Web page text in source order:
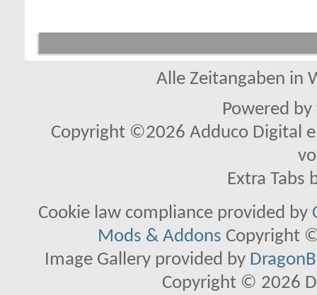
Alle Zeitangaben in
Powered by
Copyright ©2026 Adduco Digital
Extra Tabs
Cookie law compliance provided by
Mods & Addons Copyright
Image Gallery provided by
Copyright © 2026